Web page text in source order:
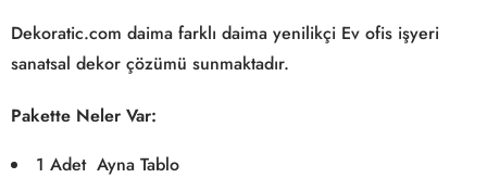
Dekoratic.com daima farklı daima yenilikçi Ev ofis işyeri
sanatsal dekor çözümü sunmaktadır.
Pakette Neler Var:
1 Adet Ayna Tablo